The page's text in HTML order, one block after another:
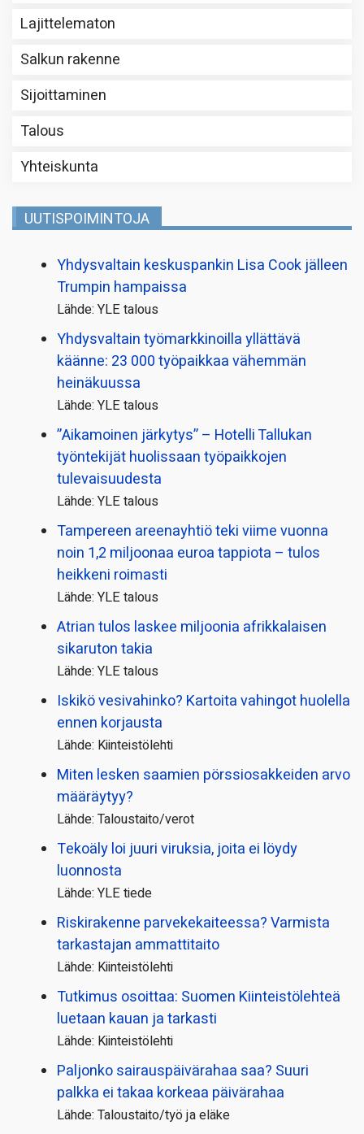
Lajittelematon
Salkun rakenne
Sijoittaminen
Talous
Yhteiskunta
UUTISPOIMINTOJA
Yhdysvaltain keskuspankin Lisa Cook jälleen
Trumpin hampaissa
Lähde: YLE talous
Yhdysvaltain työmarkkinoilla yllättävä
käänne: 23 000 työpaikkaa vähemmän
heinäkuussa
Lähde: YLE talous
”Aikamoinen järkytys” – Hotelli Tallukan
työntekijät huolissaan työpaikkojen
tulevaisuudesta
Lähde: YLE talous
Tampereen areenayhtiö teki viime vuonna
noin 1,2 miljoonaa euroa tappiota – tulos
heikkeni roimasti
Lähde: YLE talous
Atrian tulos laskee miljoonia afrikkalaisen
sikaruton takia
Lähde: YLE talous
Iskikö vesivahinko? Kartoita vahingot huolella
ennen korjausta
Lähde: Kiinteistölehti
Miten lesken saamien pörssi­osakkeiden arvo
määräytyy?
Lähde: Taloustaito/verot
Tekoäly loi juuri viruksia, joita ei löydy
luonnosta
Lähde: YLE tiede
Riskirakenne parvekekaiteessa? Varmista
tarkastajan ammattitaito
Lähde: Kiinteistölehti
Tutkimus osoittaa: Suomen Kiinteistölehteä
luetaan kauan ja tarkasti
Lähde: Kiinteistölehti
Paljonko sairauspäivä­rahaa saa? Suuri
palkka ei takaa korkeaa päivärahaa
Lähde: Taloustaito/työ ja eläke